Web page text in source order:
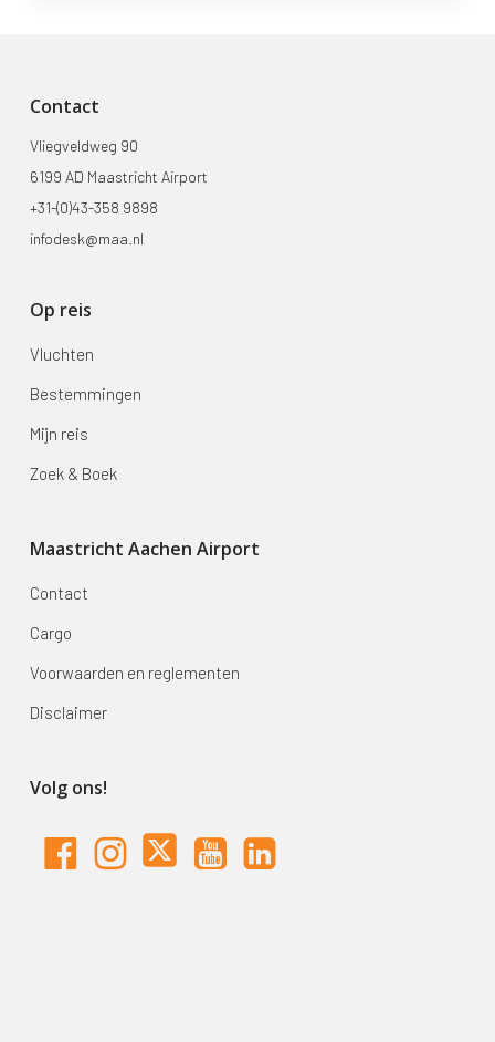
Contact
Vliegveldweg 90
6199 AD Maastricht Airport
+31-(0)43-358 9898
infodesk@maa.nl
Op reis
Vluchten
Bestemmingen
Mijn reis
Zoek & Boek
Maastricht Aachen Airport
Contact
Cargo
Voorwaarden en reglementen
Disclaimer
Volg ons!